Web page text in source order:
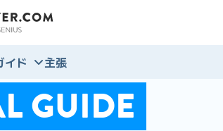
イド 主張
GUIDE